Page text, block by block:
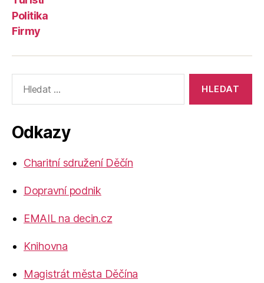
Politika
Firmy
vyhledávání:
Odkazy
Charitní sdružení Děčín
Dopravní podnik
EMAIL na decin.cz
Knihovna
Magistrát města Děčína